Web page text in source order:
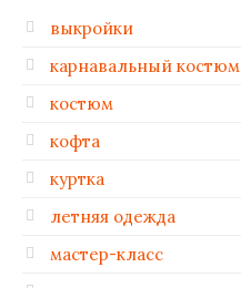
выкройки
карнавальный костюм
костюм
кофта
куртка
летняя одежда
мастер-класс